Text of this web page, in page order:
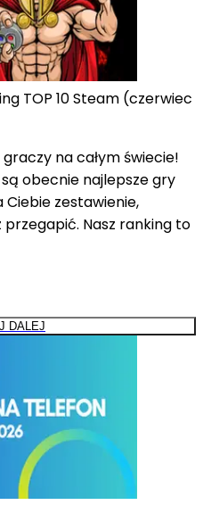
TOP 10 Steam (czerwiec
na całym świecie!
obecnie najlepsze gry
zestawienie,
Nasz ranking to
DALEJ